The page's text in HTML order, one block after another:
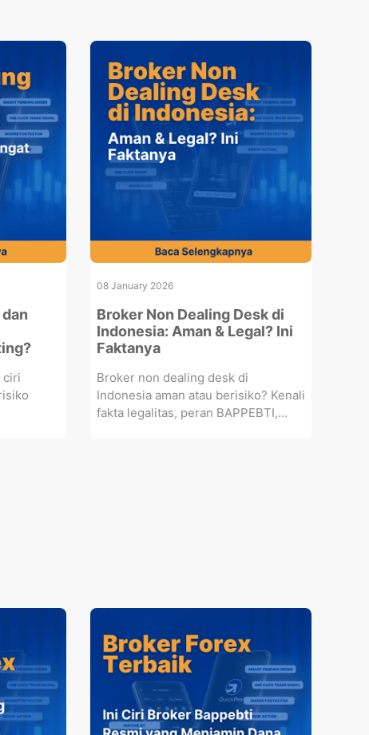
ciri
08 January 2026
Broker Non Dealing Desk di
Indonesia: Aman & Legal? Ini
Faktanya
Broker non dealing desk di
Indonesia aman atau berisiko? Kenali
fakta legalitas, peran BAPPEBTI,...